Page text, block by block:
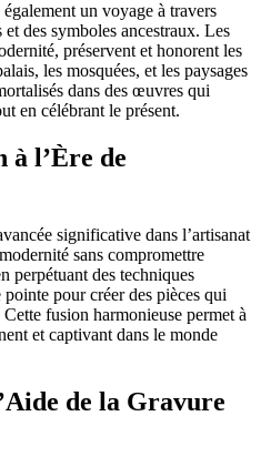
un voyage à travers
des symboles ancestraux. Les
préservent et honorent les
les mosquées, et les paysages
dans des œuvres qui
en célébrant le présent.
à l’Ère de
significative dans l’artisanat
sans compromettre
perpétuant des techniques
pour créer des pièces qui
fusion harmonieuse permet à
et captivant dans le monde
de la Gravure